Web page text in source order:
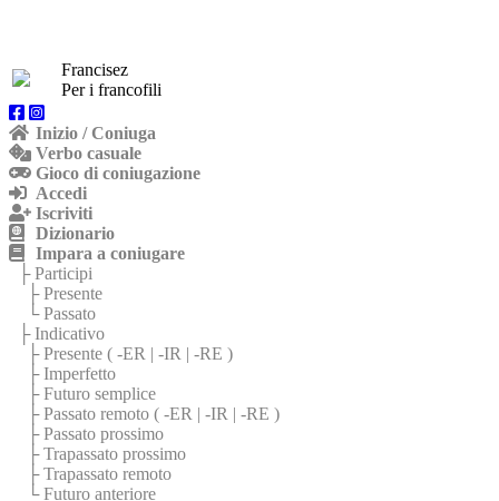
Francisez
Per i francofili
Inizio / Coniuga
Verbo casuale
Gioco di coniugazione
Accedi
Iscriviti
Dizionario
Impara a coniugare
├ Participi
├ Presente
└ Passato
├ Indicativo
├ Presente ( -ER | -IR | -RE )
├ Imperfetto
├ Futuro semplice
├ Passato remoto ( -ER | -IR | -RE )
├ Passato prossimo
├ Trapassato prossimo
├ Trapassato remoto
└ Futuro anteriore